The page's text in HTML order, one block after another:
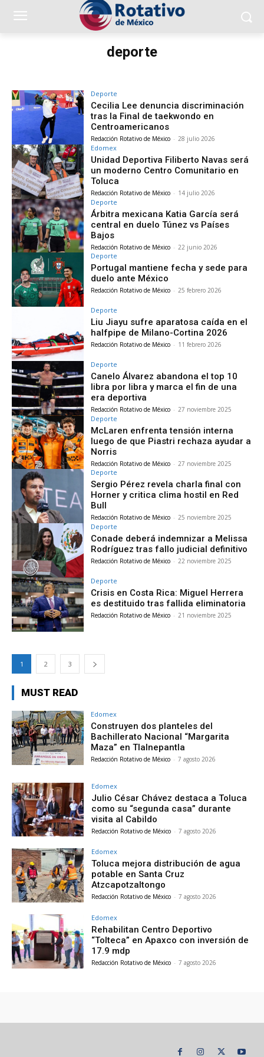
deporte
Deporte
Cecilia Lee denuncia discriminación
tras la Final de taekwondo en
Centroamericanos
Redacción Rotativo de México - 28 julio 2026
Edomex
Unidad Deportiva Filiberto Navas será
un moderno Centro Comunitario en
Toluca
Redacción Rotativo de México - 14 julio 2026
Deporte
Árbitra mexicana Katia García será
central en duelo Túnez vs Países
Bajos
Redacción Rotativo de México - 22 junio 2026
Deporte
Portugal mantiene fecha y sede para
duelo ante México
Redacción Rotativo de México - 25 febrero 2026
Deporte
Liu Jiayu sufre aparatosa caída en el
halfpipe de Milano-Cortina 2026
Redacción Rotativo de México - 11 febrero 2026
Deporte
Canelo Álvarez abandona el top 10
libra por libra y marca el fin de una
era deportiva
Redacción Rotativo de México - 27 noviembre 2025
Deporte
McLaren enfrenta tensión interna
luego de que Piastri rechaza ayudar a
Norris
Redacción Rotativo de México - 27 noviembre 2025
Deporte
Sergio Pérez revela charla final con
Horner y critica clima hostil en Red
Bull
Redacción Rotativo de México - 25 noviembre 2025
Deporte
Conade deberá indemnizar a Melissa
Rodríguez tras fallo judicial definitivo
Redacción Rotativo de México - 22 noviembre 2025
Deporte
Crisis en Costa Rica: Miguel Herrera
es destituido tras fallida eliminatoria
Redacción Rotativo de México - 21 noviembre 2025
1 2 3
MUST READ
Edomex
Construyen dos planteles del
Bachillerato Nacional “Margarita
Maza” en Tlalnepantla
Redacción Rotativo de México - 7 agosto 2026
Edomex
Julio César Chávez destaca a Toluca
como su “segunda casa” durante
visita al Cabildo
Redacción Rotativo de México - 7 agosto 2026
Edomex
Toluca mejora distribución de agua
potable en Santa Cruz
Atzcapotzaltongo
Redacción Rotativo de México - 7 agosto 2026
Edomex
Rehabilitan Centro Deportivo
“Tolteca” en Apaxco con inversión de
17.9 mdp
Redacción Rotativo de México - 7 agosto 2026